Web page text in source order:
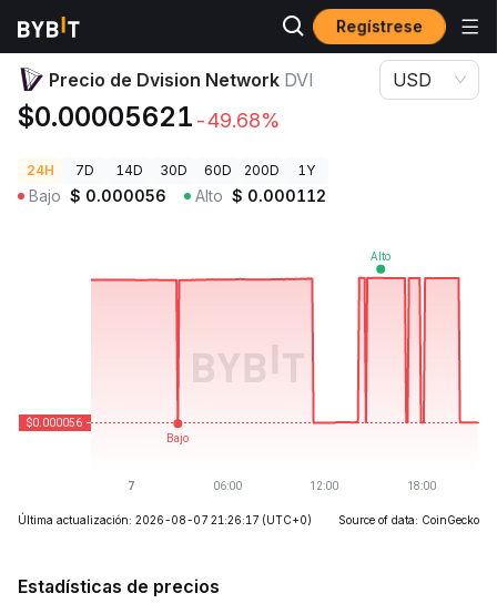
Regístrese
Precios de Criptomonedas Precio de Dvision Network DVI
Precio de Dvision Network DVI
$0.00005621 -49.68%
USD
24H 7D 14D 30D 60D 200D 1Y
Bajo $ 0.000056 Alto $ 0.000112
Última actualización: 2026-08-07 21:26:17 (UTC+0) Source of data: CoinGecko
Estadísticas de precios